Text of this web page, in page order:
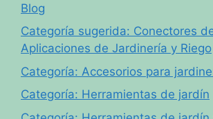
Blog
Categoría sugerida: Conectores
Aplicaciones de Jardinería y Riego
Categoría: Accesorios para
Categoría: Herramientas de jardín